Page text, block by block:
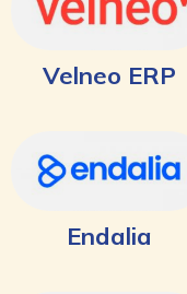
Velneo ERP
Endalia